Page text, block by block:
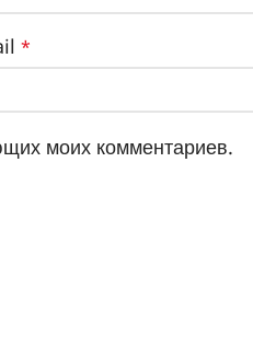
*
моих комментариев.